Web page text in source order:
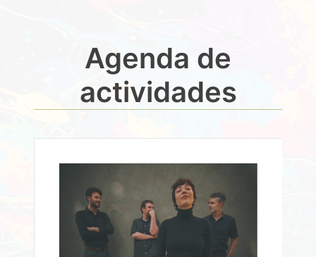
Agenda de
actividades